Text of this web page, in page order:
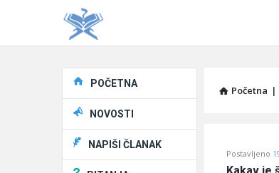
Početna |
Učene
Postavljeno
Explore
POČETNA
NOVOSTI
NAPIŠI ČLANAK